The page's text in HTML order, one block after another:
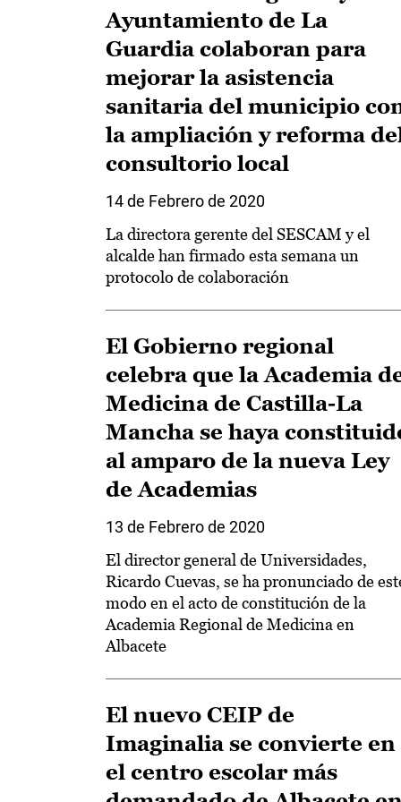
Ayuntamiento de La
Guardia colaboran para
mejorar la asistencia
sanitaria del municipio
la ampliación y reforma
consultorio local
14 de Febrero de 2020
La directora gerente del SESCAM y el
alcalde han firmado esta semana un
protocolo de colaboración
El Gobierno regional
celebra que la Academia
Medicina de Castilla-La
Mancha se haya
al amparo de la nueva Ley
de Academias
13 de Febrero de 2020
El director general de Universidades,
Ricardo Cuevas, se ha pronunciado de
modo en el acto de constitución de la
Academia Regional de Medicina en
Albacete
El nuevo CEIP de
Imaginalia se convierte en
el centro escolar más